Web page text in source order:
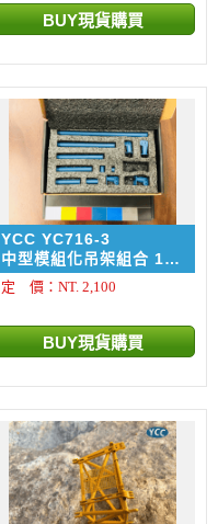
YCC YC716-3
中型模組化吊架組合 100
噸 ~ 320噸 RAL 5009
Blue 藍色
定 價：NT. 2,100